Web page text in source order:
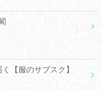
【服のサブスク】